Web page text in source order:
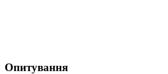
Опитування